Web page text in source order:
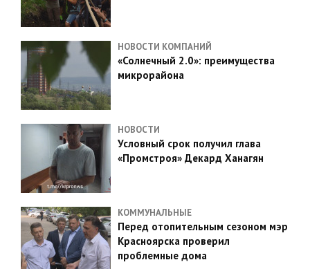
НОВОСТИ КОМПАНИЙ
«Солнечный 2.0»: преимущества
микрорайона
НОВОСТИ
Условный срок получил глава
«Промстроя» Декард Ханагян
КОММУНАЛЬНЫЕ
Перед отопительным сезоном мэр
Красноярска проверил
проблемные дома